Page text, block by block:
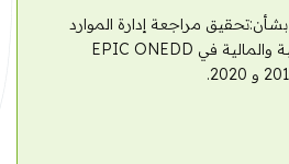
الاستشارة رقم 01/2022 بشأن:تحقيق مراجعة إدارة الموارد
البشرية والثروة والمحاسبة والمالية في EPIC ONEDD